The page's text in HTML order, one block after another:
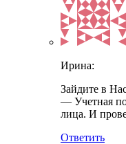
Ирина:
Зайдите в
— Учетная
лица. И
Ответить